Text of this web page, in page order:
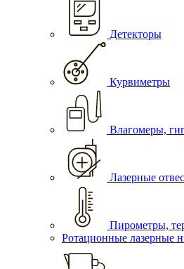
Детекторы
Курвиметры
Влагомеры,
Лазерные
Пирометры,
Ротационные лазерные